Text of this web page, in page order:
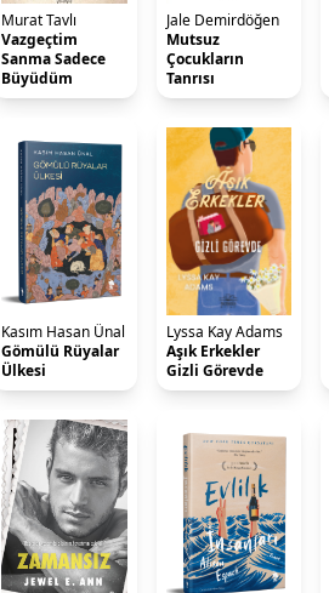
Murat Tavlı
Vazgeçtim
Sanma Sadece
Büyüdüm
Jale Demirdöğen
Mutsuz
Çocukların
Tanrısı
Kasım Hasan Ünal
Gömülü Rüyalar
Ülkesi
Lyssa Kay Adams
Aşık Erkekler
Gizli Görevde